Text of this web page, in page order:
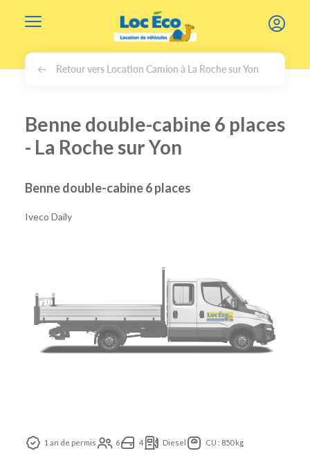
Retour vers Location Camion à La Roche sur Yon
Benne double-cabine 6 places
- La Roche sur Yon
Benne double-cabine 6 places
Iveco Daily
1 an de permis 6 4 Diesel CU : 850 kg